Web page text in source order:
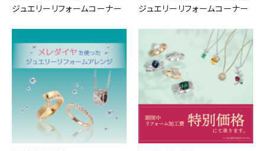
ジュエリーリフォームコーナー
ジュエリーリフォームコーナー